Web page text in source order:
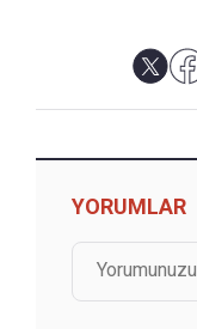
YORUMLAR